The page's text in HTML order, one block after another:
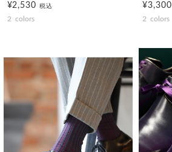
¥2,530税込
2 colors
¥3,300
2 colors